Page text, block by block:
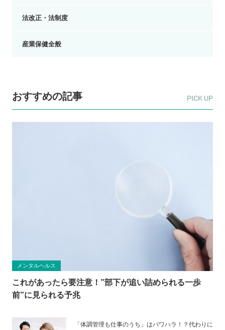
法改正・法制度
産業保健全般
おすすめの記事
メンタルヘルス
これがあったら要注意！”部下が追い詰められる一歩
前”に見られる予兆
「体調管理も仕事のうち」はパワハラ！？代わりに